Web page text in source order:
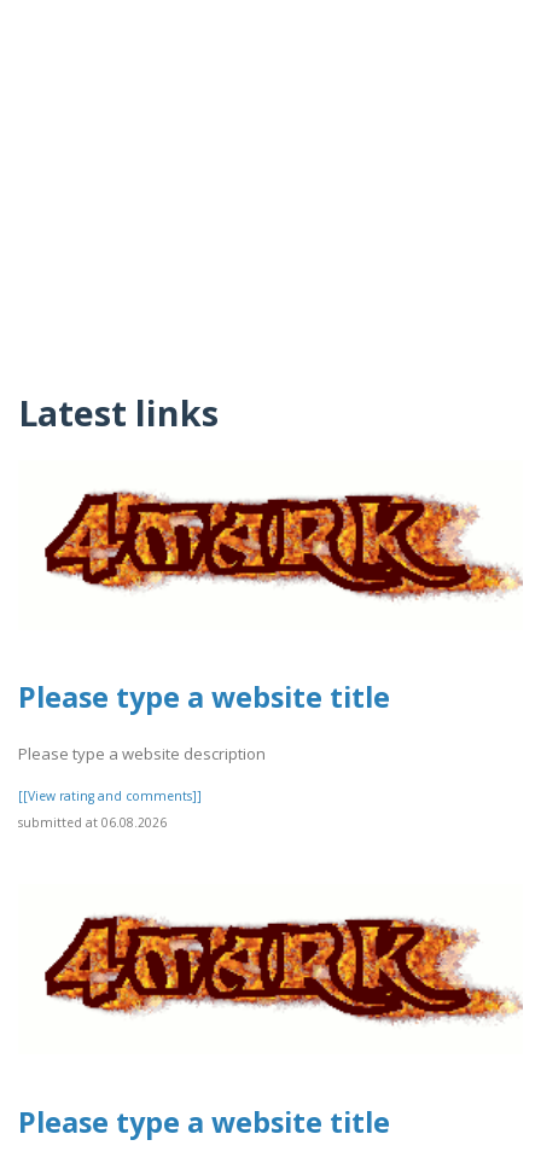
Latest links
Please type a website title
Please type a website description
[[View rating and comments]]
submitted at 06.08.2026
Please type a website title